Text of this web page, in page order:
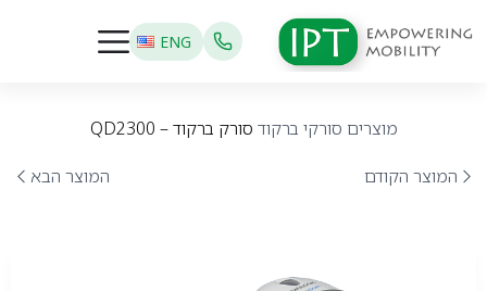
ENG
מוצרים סורקי ברקוד סורק ברקוד – QD2300
המוצר הקודם
המוצר הבא